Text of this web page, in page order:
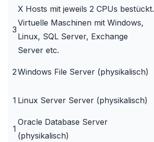
3
X Hosts mit jeweils 2 CPUs bestückt.
Virtuelle Maschinen mit Windows,
Linux, SQL Server, Exchange
Server etc.
2Windows File Server (physikalisch)
1 Linux Server Server (physikalisch)
1
Oracle Database Server
(physikalisch)